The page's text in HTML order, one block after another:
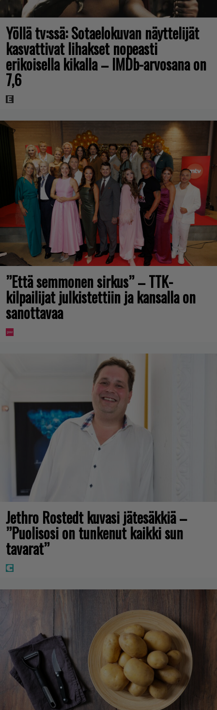
Yöllä tv:ssä: Sotaelokuvan näyttelijät
kasvattivat lihakset nopeasti
erikoisella kikalla – IMDb-arvosana on
7,6
”Että semmonen sirkus” – TTK-
kilpailijat julkistettiin ja kansalla on
sanottavaa
Jethro Rostedt kuvasi jätesäkkiä –
”Puolisosi on tunkenut kaikki sun
tavarat”